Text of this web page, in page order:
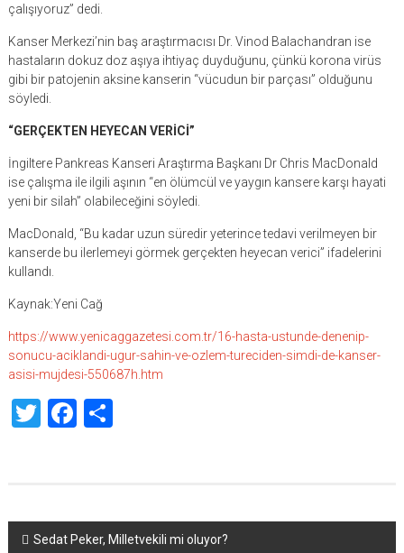
çalışıyoruz” dedi.
Kanser Merkezi’nin baş araştırmacısı Dr. Vinod Balachandran ise
hastaların dokuz doz aşıya ihtiyaç duyduğunu, çünkü korona virüs
gibi bir patojenin aksine kanserin “vücudun bir parçası” olduğunu
söyledi.
“GERÇEKTEN HEYECAN VERİCİ”
İngiltere Pankreas Kanseri Araştırma Başkanı Dr Chris MacDonald
ise çalışma ile ilgili aşının “en ölümcül ve yaygın kansere karşı hayati
yeni bir silah” olabileceğini söyledi.
MacDonald, “Bu kadar uzun süredir yeterince tedavi verilmeyen bir
kanserde bu ilerlemeyi görmek gerçekten heyecan verici” ifadelerini
kullandı.
Kaynak:Yeni Cağ
https://www.yenicaggazetesi.com.tr/16-hasta-ustunde-denenip-
sonucu-aciklandi-ugur-sahin-ve-ozlem-tureciden-simdi-de-kanser-
asisi-mujdesi-550687h.htm
TwitterFacebook
Share
Yazı
Sedat Peker, Milletvekili mi oluyor?